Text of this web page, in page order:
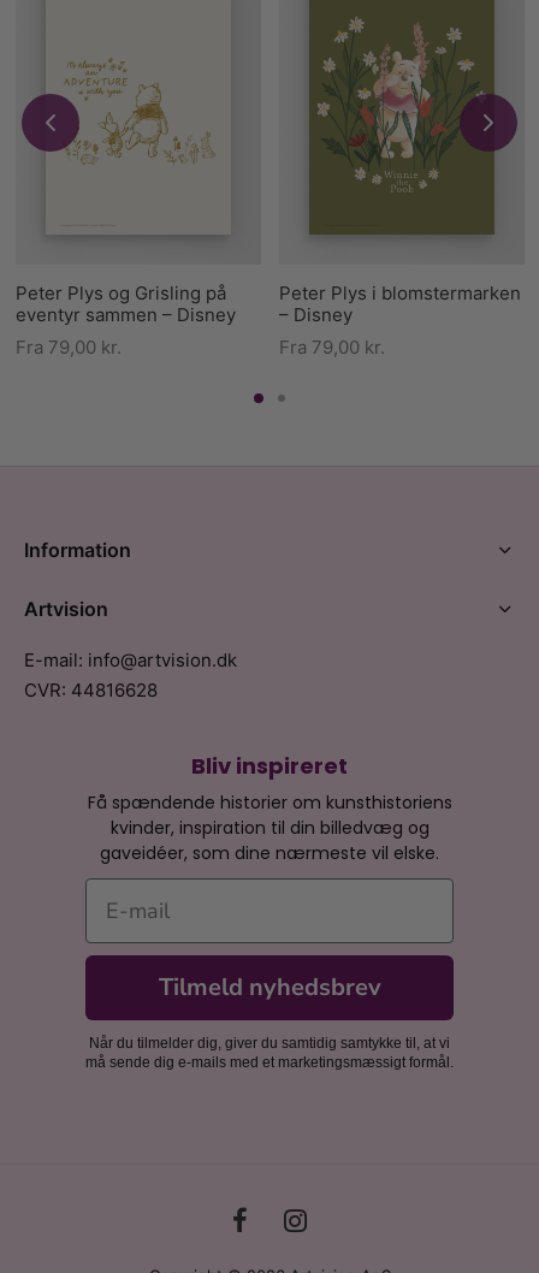
Peter Plys og Grisling på
eventyr sammen – Disney
Fra 79,00 kr.
Peter Plys i blomstermarken
– Disney
Fra 79,00 kr.
Bliv inspireret
Få spændende historier om kunsthistoriens
kvinder, inspiration til din billedvæg og
gaveidéer, som dine nærmeste vil elske.
E-mail
Tilmeld nyhedsbrev
Når du tilmelder dig, giver du samtidig samtykke til, at vi
må sende dig e-mails med et marketingsmæssigt formål.
Information
Artvision
E-mail: info@artvision.dk
CVR: 44816628